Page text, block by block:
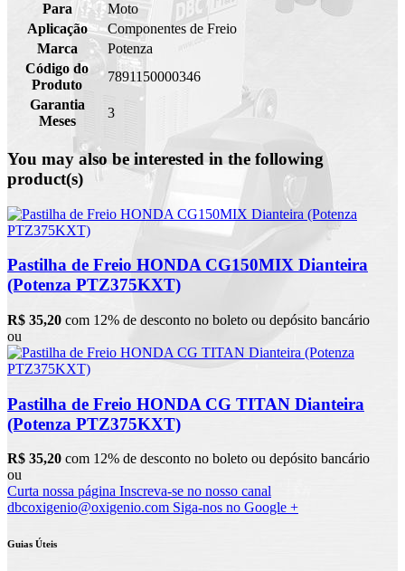
Para
Moto
Aplicação
Componentes de Freio
Marca
Potenza
Código do
Produto
7891150000346
Garantia
Meses
3
You may also be interested in the following
product(s)
Pastilha de Freio HONDA CG150MIX Dianteira
(Potenza PTZ375KXT)
R$ 35,20 com 12% de desconto no boleto ou depósito bancário
ou
Pastilha de Freio HONDA CG TITAN Dianteira
(Potenza PTZ375KXT)
R$ 35,20 com 12% de desconto no boleto ou depósito bancário
ou
Curta nossa página Inscreva-se no nosso canal
dbcoxigenio@oxigenio.com Siga-nos no Google +
Guias Úteis